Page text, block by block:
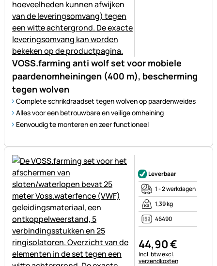
VOSS.farming anti wolf set voor mobiele
paardenomheiningen (400 m), bescherming
tegen wolven
Complete schrikdraadset tegen wolven op paardenweides
Alles voor een betrouwbare en veilige omheining
Eenvoudig te monteren en zeer functioneel
Leverbaar
1 - 2 werkdagen
1,39 kg
46490
44,90€
Belastinginformatie:
Incl. btwexcl.
verzendkosten